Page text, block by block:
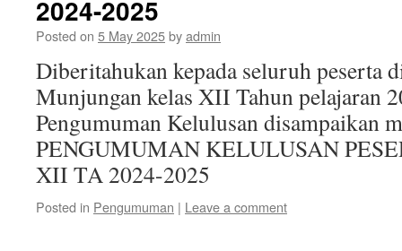
2024-2025
Posted on 5 May 2025byadmin
Diberitahukan kepada seluruh peserta
Munjungan kelas XII Tahun pelajaran
Pengumuman Kelulusan disampaikan
PENGUMUMAN KELULUSAN
XII TA 2024-2025
Posted in Pengumuman | Leave a comment